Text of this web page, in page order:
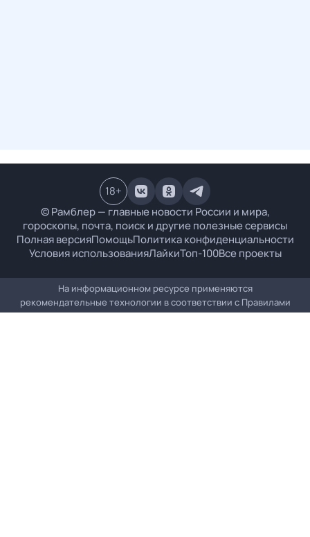
© Рамблер — главные новости России и мира,
гороскопы, почта, поиск и другие полезные сервисы
Полная версияПомощьПолитика конфиденциальности
Условия использованияЛайкиТоп-100Все проекты
18+
На информационном ресурсе применяются
рекомендательные технологии в соответствии с Правилами